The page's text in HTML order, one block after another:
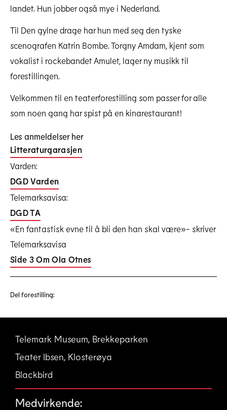
landet. Hun jobber også mye i Nederland.
Til Den gylne drage har hun med seg den tyske
scenografen Katrin Bombe. Torgny Amdam, kjent som
vokalist i rockebandet Amulet, lager ny musikk til
forestillingen.
Velkommen til en teaterforestilling som passer for alle
som noen gang har spist på en kinarestaurant!
Les anmeldelser her
Litteraturgarasjen
Varden:
DGD Varden
Telemarksavisa:
DGD TA
«En fantastisk evne til å bli den han skal være»- skriver
Telemarksavisa
Side 3 Om Ola Otnes
Del forestilling:
Telemark Museum, Brekkeparken
Teater Ibsen, Klosterøya
Blackbird
Medvirkende: